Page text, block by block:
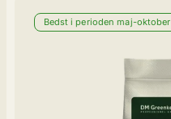
Bedst i perioden maj-oktober